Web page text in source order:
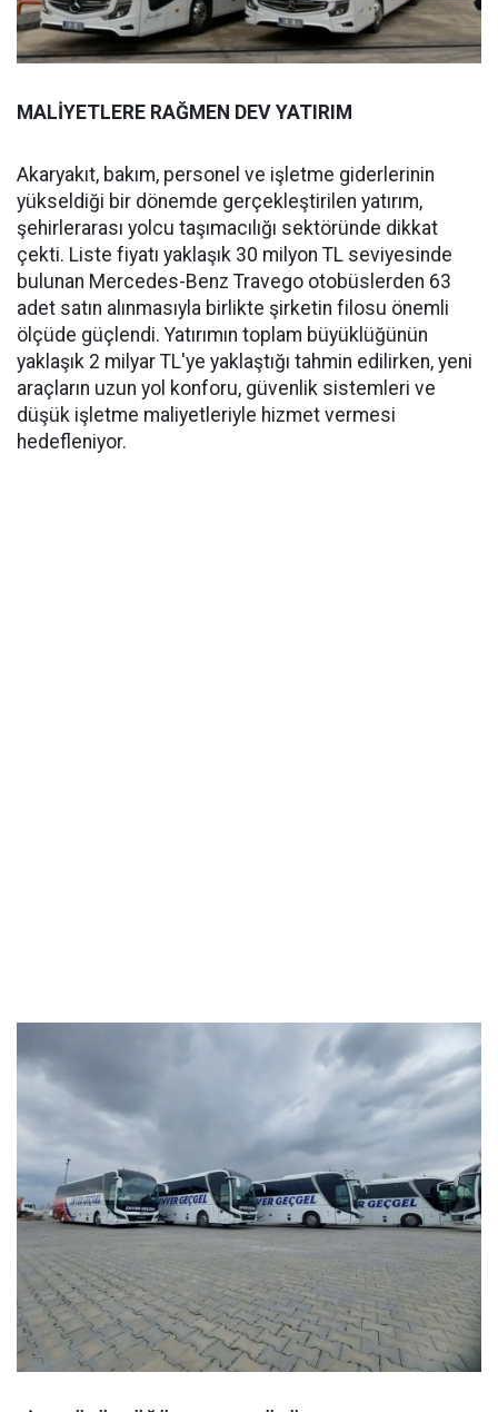
MALİYETLERE RAĞMEN DEV YATIRIM
Akaryakıt, bakım, personel ve işletme giderlerinin
yükseldiği bir dönemde gerçekleştirilen yatırım,
şehirlerarası yolcu taşımacılığı sektöründe dikkat
çekti. Liste fiyatı yaklaşık 30 milyon TL seviyesinde
bulunan Mercedes-Benz Travego otobüslerden 63
adet satın alınmasıyla birlikte şirketin filosu önemli
ölçüde güçlendi. Yatırımın toplam büyüklüğünün
yaklaşık 2 milyar TL'ye yaklaştığı tahmin edilirken, yeni
araçların uzun yol konforu, güvenlik sistemleri ve
düşük işletme maliyetleriyle hizmet vermesi
hedefleniyor.